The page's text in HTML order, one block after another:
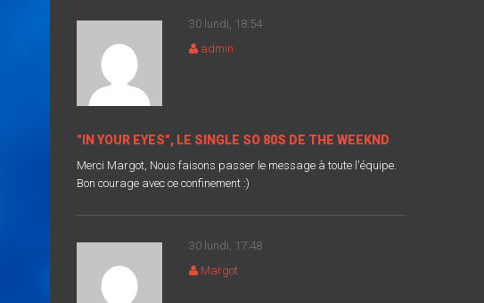
30 lundi, 18:54
admin
"IN YOUR EYES", LE SINGLE SO 80S DE THE WEEKND
Merci Margot, Nous faisons passer le message à toute l'équipe.
Bon courage avec ce confinement :)
30 lundi, 17:48
Margot